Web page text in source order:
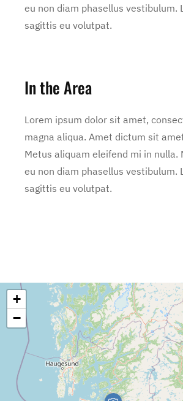
eu non diam phasellus vestibulum.
sagittis eu volutpat.
In the Area
Lorem ipsum dolor sit amet,
magna aliqua. Amet dictum sit
Metus aliquam eleifend mi in
eu non diam phasellus vestibulum.
sagittis eu volutpat.
+
−